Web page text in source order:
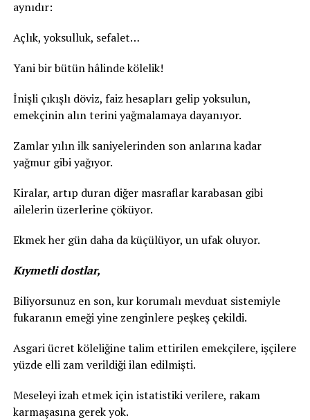
aynıdır:
Açlık, yoksulluk, sefalet…
Yani bir bütün hâlinde kölelik!
İnişli çıkışlı döviz, faiz hesapları gelip yoksulun,
emekçinin alın terini yağmalamaya dayanıyor.
Zamlar yılın ilk saniyelerinden son anlarına kadar
yağmur gibi yağıyor.
Kiralar, artıp duran diğer masraflar karabasan gibi
ailelerin üzerlerine çöküyor.
Ekmek her gün daha da küçülüyor, un ufak oluyor.
Kıymetli dostlar,
Biliyorsunuz en son, kur korumalı mevduat sistemiyle
fukaranın emeği yine zenginlere peşkeş çekildi.
Asgari ücret köleliğine talim ettirilen emekçilere, işçilere
yüzde elli zam verildiği ilan edilmişti.
Meseleyi izah etmek için istatistiki verilere, rakam
karmaşasına gerek yok.